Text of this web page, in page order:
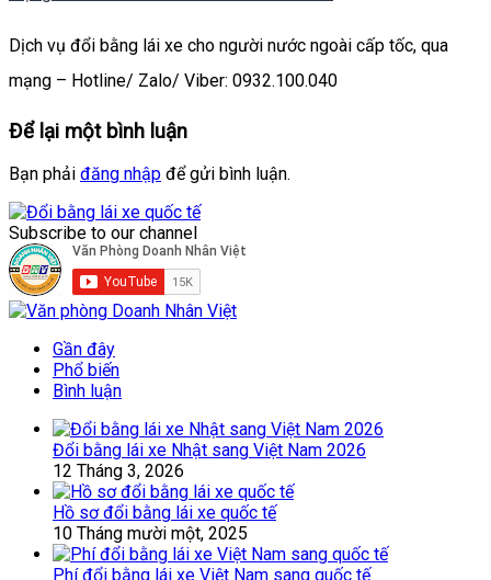
Dịch vụ đổi bằng lái xe cho người nước ngoài cấp tốc, qua
mạng – Hotline/ Zalo/ Viber: 0932.100.040
Để lại một bình luận
Bạn phải đăng nhập để gửi bình luận.
Subscribe to our channel
Gần đây
Phổ biến
Bình luận
Đổi bằng lái xe Nhật sang Việt Nam 2026
12 Tháng 3, 2026
Hồ sơ đổi bằng lái xe quốc tế
10 Tháng mười một, 2025
Phí đổi bằng lái xe Việt Nam sang quốc tế